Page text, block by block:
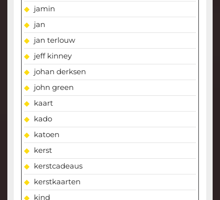
jamin
jan
jan terlouw
jeff kinney
johan derksen
john green
kaart
kado
katoen
kerst
kerstcadeaus
kerstkaarten
kind